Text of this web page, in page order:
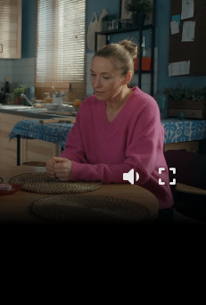
Barwy szczęścia